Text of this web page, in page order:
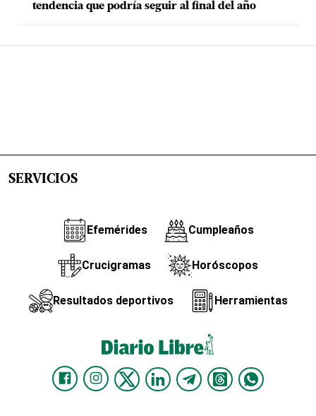
tendencia que podría seguir al final del año
SERVICIOS
Efemérides Cumpleaños
Crucigramas Horóscopos
Resultados deportivos Herramientas